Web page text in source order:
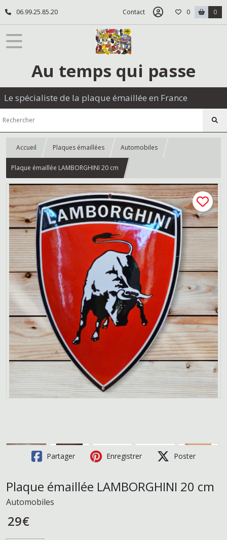
06.99.25.85.20 Contact 0 0
Au temps qui passe
Le spécialiste de la plaque émaillée en France
Accueil Plaques émaillées Automobiles
Plaque émaillée LAMBORGHINI 20 cm
Partager Enregistrer Poster
Plaque émaillée LAMBORGHINI 20 cm
Automobiles
29€